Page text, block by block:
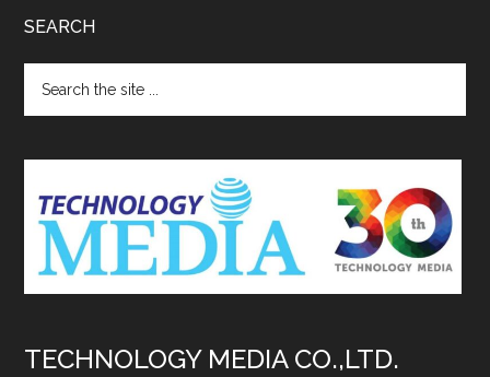
SEARCH
the
TECHNOLOGY MEDIA CO.,LTD.